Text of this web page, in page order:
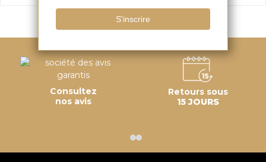
Consultez
nos avis
Retours sous
15 JOURS